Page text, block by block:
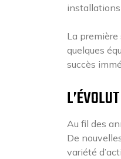
La
quelques
succès
Au fil des
De
variété